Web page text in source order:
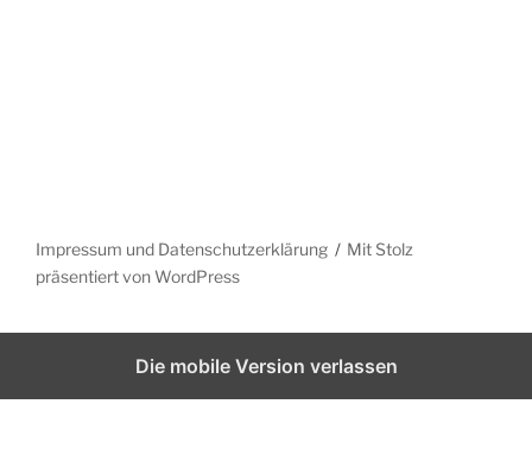
Impressum und Datenschutzerklärung
Mit Stolz
präsentiert von WordPress
Die mobile Version verlassen